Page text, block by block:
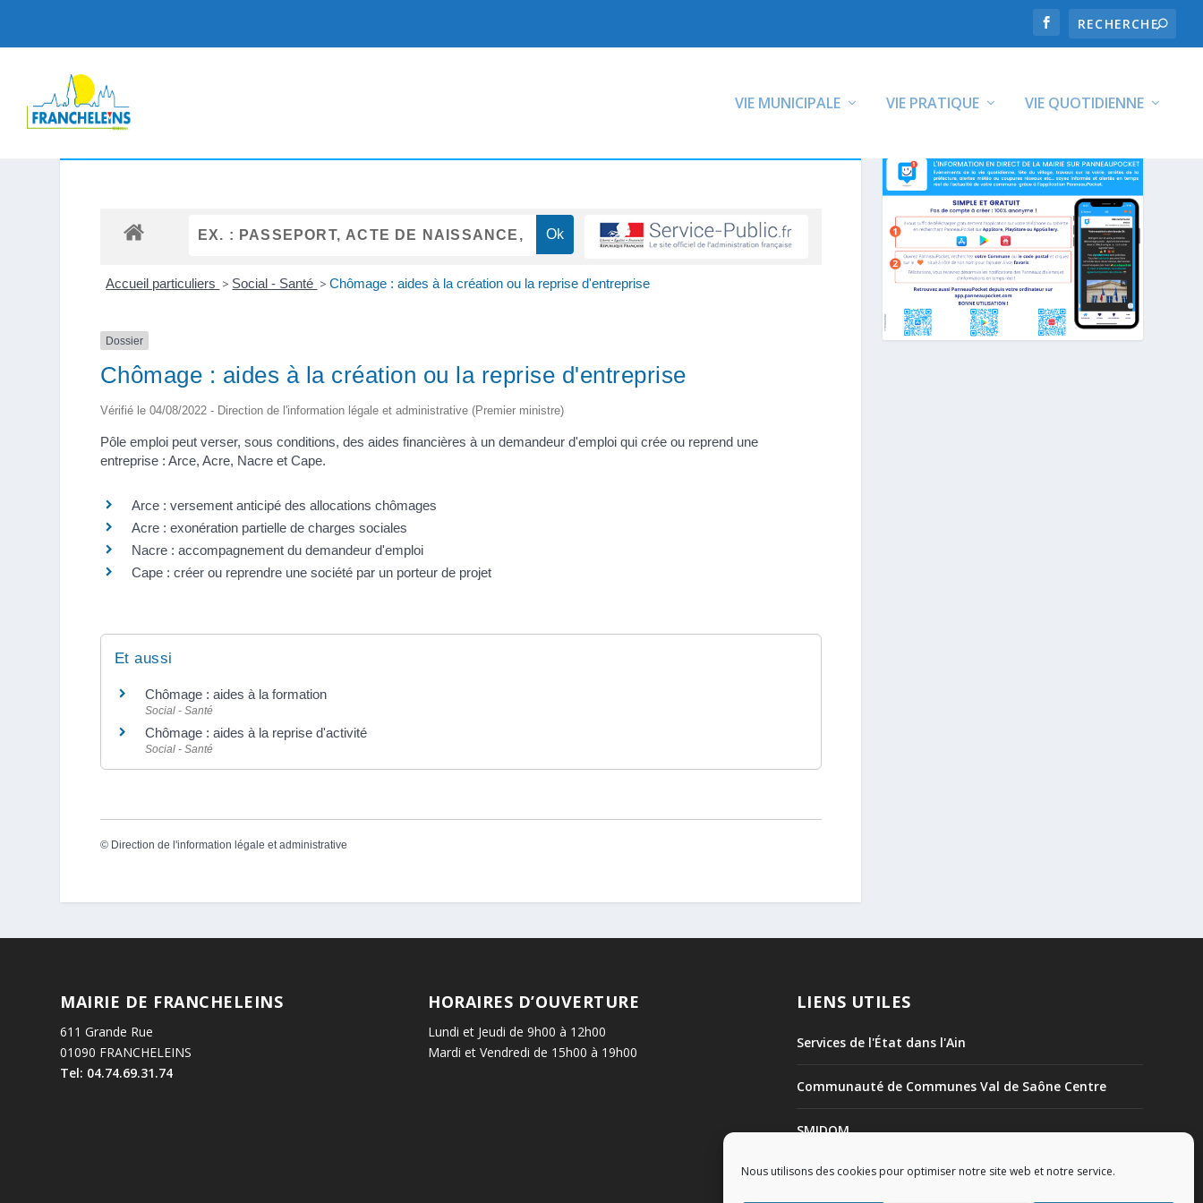
Nous utilisons des cookies pour optimiser notre site web et notre service.
VIE MUNICIPALE VIE PRATIQUE VIE QUOTIDIENNE
Accueil particuliers > Social - Santé > Chômage : aides à la création ou la reprise d'entreprise
Dossier
Chômage : aides à la création ou la reprise d'entreprise
Vérifié le 04/08/2022 - Direction de l'information légale et administrative (Premier ministre)
Pôle emploi peut verser, sous conditions, des aides financières à un demandeur d'emploi qui crée ou reprend une
entreprise : Arce, Acre, Nacre et Cape.
Arce : versement anticipé des allocations chômages
Acre : exonération partielle de charges sociales
Nacre : accompagnement du demandeur d'emploi
Cape : créer ou reprendre une société par un porteur de projet
Et aussi
Chômage : aides à la formation
Social - Santé
Chômage : aides à la reprise d'activité
Social - Santé
© Direction de l'information légale et administrative
MAIRIE DE FRANCHELEINS
611 Grande Rue
01090 FRANCHELEINS
Tel: 04.74.69.31.74
HORAIRES D’OUVERTURE
Lundi et Jeudi de 9h00 à 12h00
Mardi et Vendredi de 15h00 à 19h00
LIENS UTILES
Services de l'État dans l'Ain
Communauté de Communes Val de Saône Centre
SMIDOM
Syndicat des rivières Dombes Chalaronne Bords de